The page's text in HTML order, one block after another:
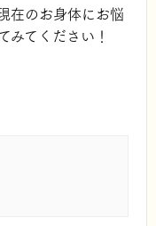
在のお身体にお悩
みてください！